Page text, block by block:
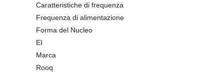
Caratteristiche di frequenza
Frequenza di alimentazione
Forma del Nucleo
EI
Marca
Rooq